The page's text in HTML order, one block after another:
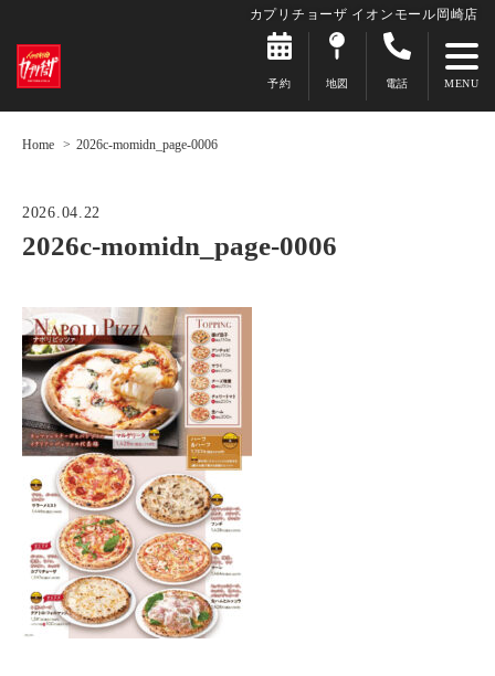
カプリチョーザ イオンモール岡崎店
予約 地図 電話
Home 2026c-momidn_page-0006
2026.04.22
2026c-momidn_page-0006